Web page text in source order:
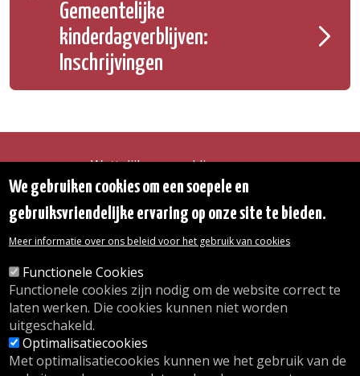
Gemeentelijke
kinderdagverblijven:
Inschrijvingen
Wettelijke vermeldingen
Toegankelijkheidsverklaring
Toegang tot het Gemeentehuis
De gemeente diensten
Contact
© 2026 Gemeente Oudergem
Emile Idiersstraat 12 - 1160 Oudergem
Tel. :02/676.48.11.
We gebruiken cookies om een soepele en
gebruiksvriendelijke ervaring op onze site te bieden.
Meer informatie over ons beleid voor het gebruik van cookies
Functionele Cookies
Functionele cookies zijn nodig om de website correct te
laten werken. Die cookies kunnen niet worden
uitgeschakeld.
Optimalisatiecookies
Met optimalisatiecookies kunnen we het gebruik van de